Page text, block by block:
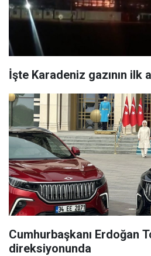
İşte Karadeniz gazının ilk
Cumhurbaşkanı Erdoğan
direksiyonunda